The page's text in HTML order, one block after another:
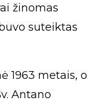
žinomas
suteiktas
1963 metais, o
Antano